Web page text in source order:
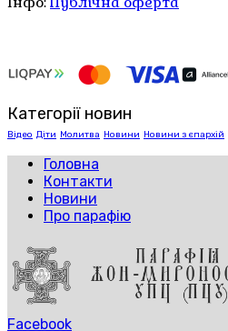
Категорії новин
Відео Діти Молитва Новини Новини з єпархій
Головна
Контакти
Новини
Про парафію
Facebook